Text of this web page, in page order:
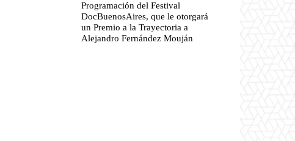
Programación del Festival
DocBuenosAires, que le otorgará
un Premio a la Trayectoria a
Alejandro Fernández Mouján